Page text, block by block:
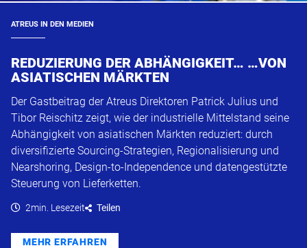
ATREUS IN DEN MEDIEN
REDUZIERUNG DER ABHÄNGIGKEIT… …VON
ASIATISCHEN MÄRKTEN
Der Gastbeitrag der Atreus Direktoren Patrick Julius und
Tibor Reischitz zeigt, wie der industrielle Mittelstand seine
Abhängigkeit von asiatischen Märkten reduziert: durch
diversifizierte Sourcing-Strategien, Regionalisierung und
Nearshoring, Design-to-Independence und datengestützte
Steuerung von Lieferketten.
2min. Lesezeit Teilen
MEHR ERFAHREN